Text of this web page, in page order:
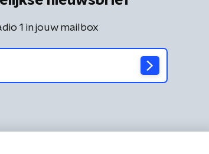
1 in jouw mailbox